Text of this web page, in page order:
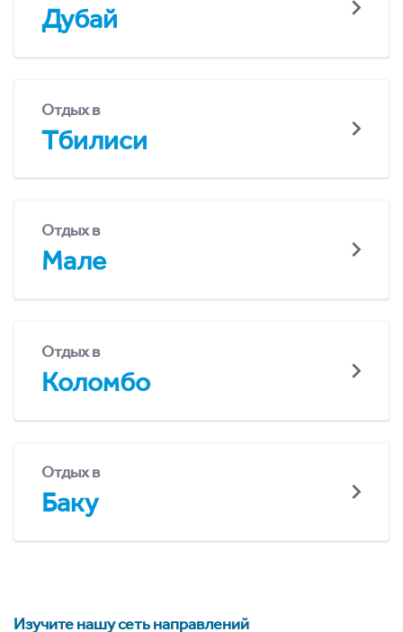
Дубай
Отдых в
Тбилиси
Отдых в
Мале
Отдых в
Коломбо
Отдых в
Баку
Изучите нашу сеть направлений